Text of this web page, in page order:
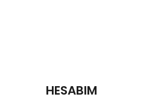
HESABIM